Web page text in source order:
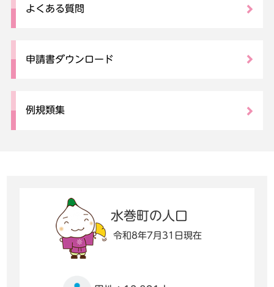
よくある質問
申請書ダウンロード
例規類集
水巻町の人口
令和8年7月31日現在